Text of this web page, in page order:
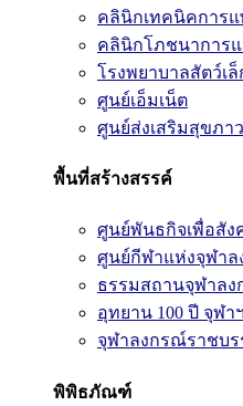
คลินิกเทคนิคการ
คลินิกโภชนาการ
โรงพยาบาลสัตว์เ
ศูนย์เอ็มเน็ต
ศูนย์ส่งเสริมสุขภา
พื้นที่สร้างสรรค์
ศูนย์พันธกิจเพื่อสัง
ศูนย์กีฬาแห่งจุฬา
ธรรมสถานจุฬาล
อุทยาน 100 ปี จุฬาฯ
จุฬาลงกรณ์ราชบ
พิพิธภัณฑ์